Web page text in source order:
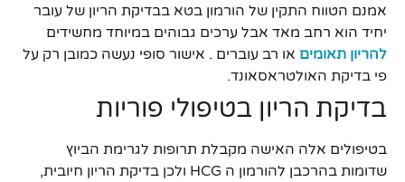
אמנם הטווח התקין של הורמון בטא בבדיקת הריון של עובר
יחיד הוא רחב מאד אבל ערכים גבוהים במיוחד מחשידים
להריון תאומים או רב עוברים . אישור סופי נעשה כמובן רק על
פי בדיקת האולטראסאונד.
בדיקת הריון בטיפולי פוריות
בטיפולים אלה האישה מקבלת תרופות לגרימת הביוץ
שדומות בהרכבן להורמון ה HCG ולכן בדיקת הריון חיובית,